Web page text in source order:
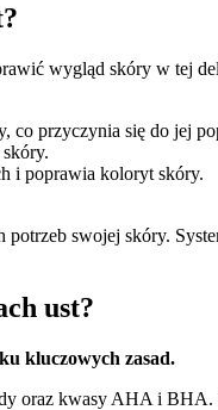
wygląd skóry w tej
co przyczynia się do jej
i poprawia koloryt skóry.
swojej skóry.
ust?
kluczowych zasad.
oraz kwasy AHA i